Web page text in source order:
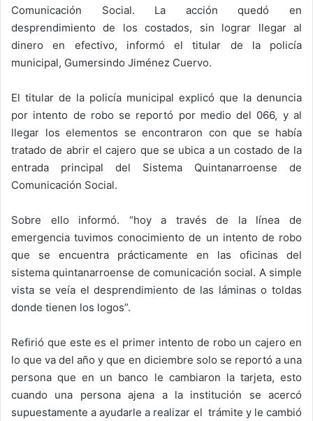
Comunicación Social. La acción quedó en
desprendimiento de los costados, sin lograr llegar al
dinero en efectivo, informó el titular de la policía
municipal, Gumersindo Jiménez Cuervo.
El titular de la policía municipal explicó que la denuncia
por intento de robo se reportó por medio del 066, y al
llegar los elementos se encontraron con que se había
tratado de abrir el cajero que se ubica a un costado de la
entrada principal del Sistema Quintanarroense de
Comunicación Social.
Sobre ello informó. “hoy a través de la línea de
emergencia tuvimos conocimiento de un intento de robo
que se encuentra prácticamente en las oficinas del
sistema quintanarroense de comunicación social. A simple
vista se veía el desprendimiento de las láminas o toldas
donde tienen los logos”.
Refirió que este es el primer intento de robo un cajero en
lo que va del año y que en diciembre solo se reportó a una
persona que en un banco le cambiaron la tarjeta, esto
cuando una persona ajena a la institución se acercó
supuestamente a ayudarle a realizar el trámite y le cambió